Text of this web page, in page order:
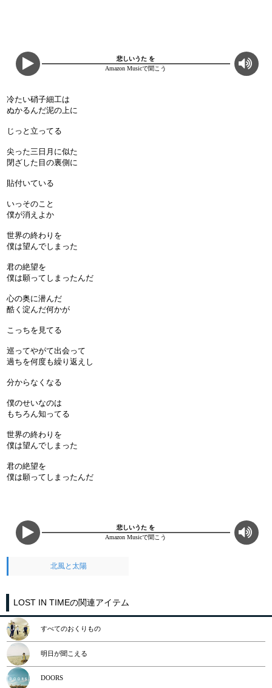
悲しいうた を
Amazon Musicで聞こう
冷たい硝子細工は
ぬかるんだ泥の上に
じっと立ってる
尖った三日月に似た
閉ざした目の裏側に
貼付いている
いっそのこと
僕が消えよか
世界の終わりを
僕は望んでしまった
君の絶望を
僕は願ってしまったんだ
心の奥に潜んだ
酷く淀んだ何かが
こっちを見てる
巡ってやがて出会って
過ちを何度も繰り返えし
分からなくなる
僕のせいなのは
もちろん知ってる
世界の終わりを
僕は望んでしまった
君の絶望を
僕は願ってしまったんだ
悲しいうた を
Amazon Musicで聞こう
北風と太陽
LOST IN TIMEの関連アイテム
すべてのおくりもの
明日が聞こえる
DOORS